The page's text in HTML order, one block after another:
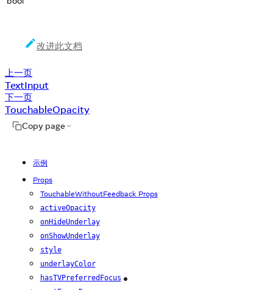
改进此文档
上一页
TextInput
下一页
TouchableOpacity
Copy page
示例
Props
TouchableWithoutFeedback Props
activeOpacity
onHideUnderlay
onShowUnderlay
style
underlayColor
hasTVPreferredFocus iOS